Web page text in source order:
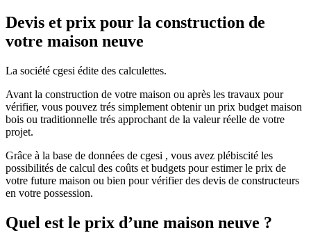
Devis et prix pour la construction de
votre maison neuve
La société cgesi édite des calculettes.
Avant la construction de votre maison ou après les travaux pour
vérifier, vous pouvez trés simplement obtenir un prix budget maison
bois ou traditionnelle trés approchant de la valeur réelle de votre
projet.
Grâce à la base de données de cgesi , vous avez plébiscité les
possibilités de calcul des coûts et budgets pour estimer le prix de
votre future maison ou bien pour vérifier des devis de constructeurs
en votre possession.
Quel est le prix d’une maison neuve ?